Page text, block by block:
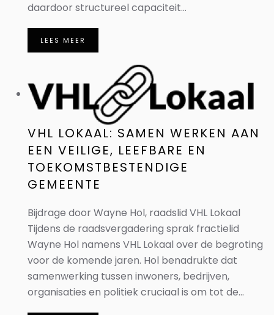
daardoor structureel capaciteit...
LEES MEER
VHL LOKAAL: SAMEN WERKEN AAN
EEN VEILIGE, LEEFBARE EN
TOEKOMSTBESTENDIGE
GEMEENTE
Bijdrage door Wayne Hol, raadslid VHL Lokaal
Tijdens de raadsvergadering sprak fractielid
Wayne Hol namens VHL Lokaal over de begroting
voor de komende jaren. Hol benadrukte dat
samenwerking tussen inwoners, bedrijven,
organisaties en politiek cruciaal is om tot de...